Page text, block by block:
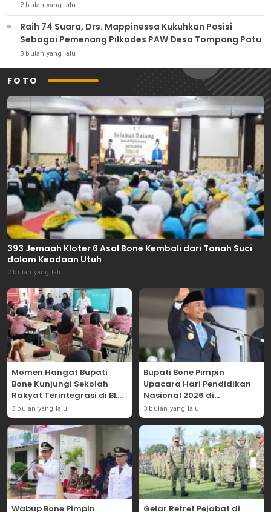
2 bulan yang lalu
Raih 74 Suara, Drs. Mappinessa Kukuhkan Posisi
Sebagai Pemenang Pilkades PAW Desa Tompong Patu
3 bulan yang lalu
FOTO
393 Jemaah Kloter 6 Asal Bone Kembali dari Tanah Suci
dalam Keadaan Utuh
2 bulan yang lalu
Momen Hangat Bupati
Bone Kunjungi Sekolah
Rakyat Terintegrasi di BLK
Bajoe
3 bulan yang lalu
Bupati Bone Pimpin
Upacara Hari Pendidikan
Nasional 2026 di
Lapangan Merdeka
3 bulan yang lalu
Wabup Bone Pimpin Gelar Retret Pejabat di